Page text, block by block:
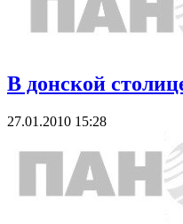
В донской
27.01.2010 15:28